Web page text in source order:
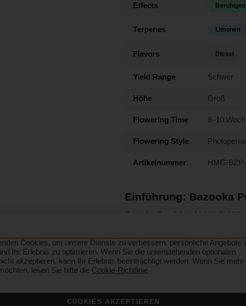
Cookies, um unsere Dienste zu verbessern, persönliche Angebote
Ihr Erlebnis zu optimieren. Wenn Sie die untenstehenden optionalen
akzeptieren, kann Ihr Erlebnis beeinträchtigt werden. Wenn Sie mehr
lesen Sie bitte die Cookie-Richtlinie
COOKIES AKZEPTIEREN
Effects
Terpenes Limonen
Flavors Diesel
Yield Range Schwer
Höhe Groß
Flowering Time 8–10
Flowering Style
Artikelnummer HMG-
Einführung: Bazooka
Bazooka Punch kombiniert die
kraftvolle Hybride aus Purple
Farbtönen und einem
Wie wachsen
Diese anfängerfreundliche Sorte
- Bis zu 200% Streckung